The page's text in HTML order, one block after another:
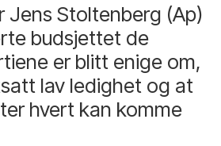
Jens Stoltenberg (Ap)
budsjettet de
er blitt enige om,
lav ledighet og at
hvert kan komme